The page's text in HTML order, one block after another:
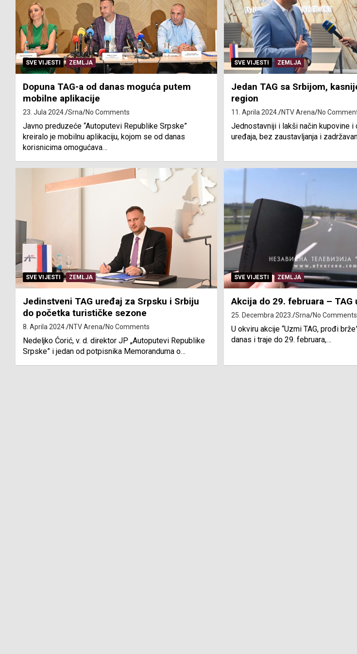
SVE VIJESTI ZEMLJA
Dopuna TAG-a od danas moguća putem
mobilne aplikacije
23. Jula 2024. Srna No Comments
Javno preduzeće “Autoputevi Republike Srpske”
kreiralo je mobilnu aplikaciju, kojom se od danas
korisnicima omogućava…
SVE VIJESTI ZEMLJA
Jedan TAG sa Srbijom,
region
11. Aprila 2024. NTV Arena No
Jednostavniji i lakši način kupovine i
uređaja, bez zaustavljanja i
SVE VIJESTI ZEMLJA
Jedinstveni TAG uređaj za Srpsku i Srbiju
do početka turističke sezone
8. Aprila 2024. NTV Arena No Comments
Nedeljko Ćorić, v. d. direktor JP „Autoputevi Republike
Srpske” i jedan od potpisnika Memoranduma o…
SVE VIJESTI ZEMLJA
Akcija do 29. februara – TAG
25. Decembra 2023. Srna No Comments
U okviru akcije “Uzmi TAG, prođi
danas i traje do 29. februara,…